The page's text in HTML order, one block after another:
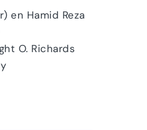
en Hamid Reza
O. Richards